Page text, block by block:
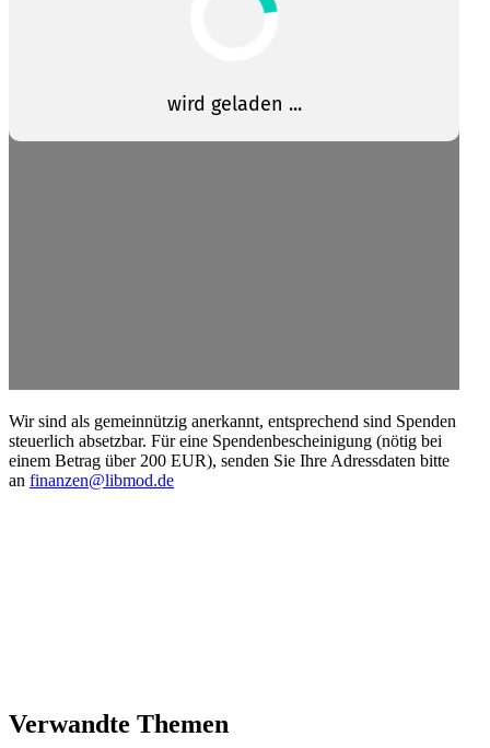
Wir sind als gemein­nützig anerkannt, entspre­chend sind Spenden
steuerlich absetzbar. Für eine Spenden­be­schei­nigung (nötig bei
einem Betrag über 200 EUR), senden Sie Ihre Adress­daten bitte
an finanzen@libmod.de
Verwandte Themen